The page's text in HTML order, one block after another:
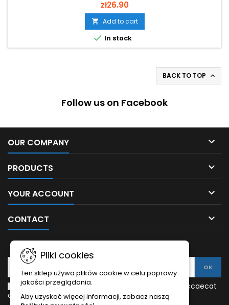
Czarny design i łatwa instalacja sprawiają, że to idealne
rozwiązanie do przechowywania ładowarek.
zł26.90
 Add to cart
 In stock
BACK TO TOP 
Follow us on Facebook
OUR COMPANY 
PRODUCTS 
YOUR ACCOUNT 
CONTACT 
Pliki cookies
Ten sklep używa plików cookie w celu poprawy
jakości przeglądania.
Aby uzyskać więcej informacji, zobacz naszą
Enim quis fugiat consequat elit minim nisi eu occaecat
occaecat deserunt aliquip nisi ex deserunt.